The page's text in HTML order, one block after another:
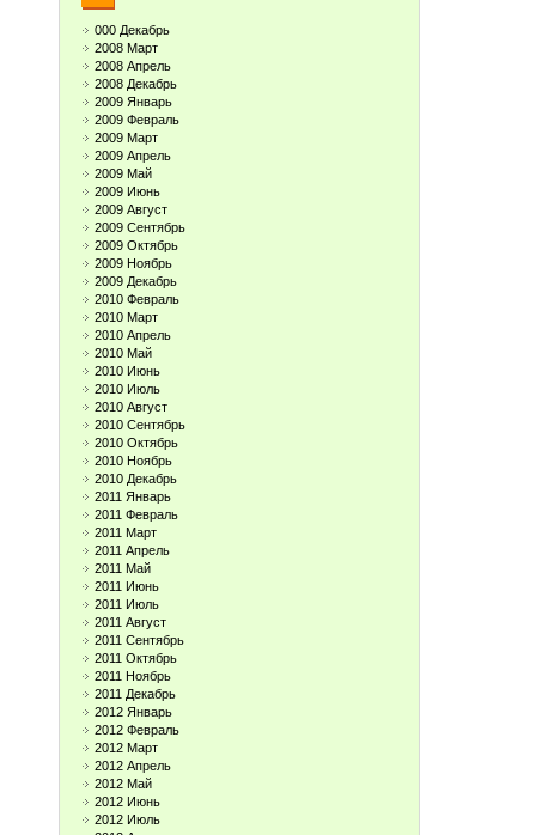
000 Декабрь
2008 Март
2008 Апрель
2008 Декабрь
2009 Январь
2009 Февраль
2009 Март
2009 Апрель
2009 Май
2009 Июнь
2009 Август
2009 Сентябрь
2009 Октябрь
2009 Ноябрь
2009 Декабрь
2010 Февраль
2010 Март
2010 Апрель
2010 Май
2010 Июнь
2010 Июль
2010 Август
2010 Сентябрь
2010 Октябрь
2010 Ноябрь
2010 Декабрь
2011 Январь
2011 Февраль
2011 Март
2011 Апрель
2011 Май
2011 Июнь
2011 Июль
2011 Август
2011 Сентябрь
2011 Октябрь
2011 Ноябрь
2011 Декабрь
2012 Январь
2012 Февраль
2012 Март
2012 Апрель
2012 Май
2012 Июнь
2012 Июль